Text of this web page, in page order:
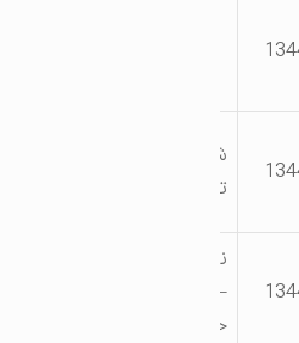
شهرک صنعتی
تالش
نبش میدان امام
– سردخانه خزر
حویق